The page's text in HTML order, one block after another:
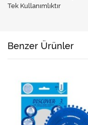
Tek Kullanımlıktır
Benzer Ürünler